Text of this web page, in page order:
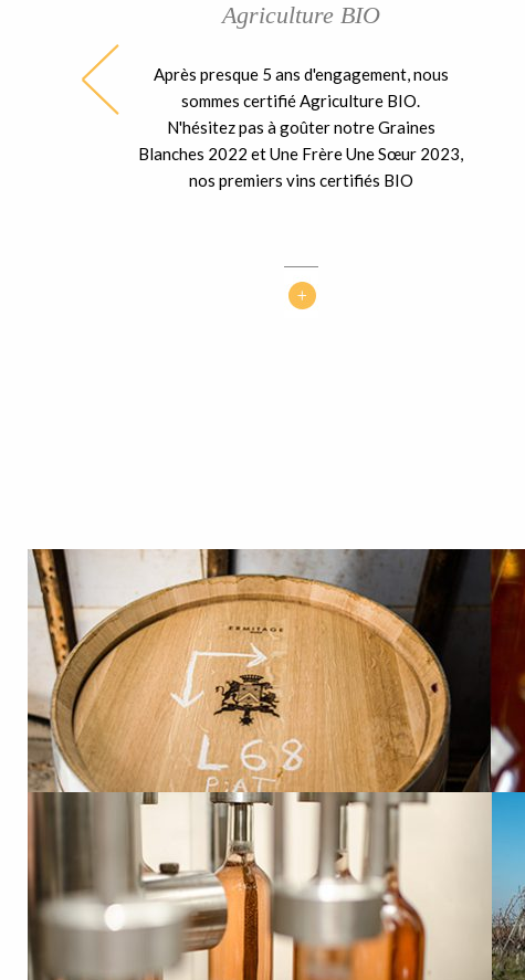
Agriculture BIO
Après presque 5 ans d'engagement, nous
sommes certifié Agriculture BIO.
N'hésitez pas à goûter notre Graines
Blanches 2022 et Une Frère Une Sœur 2023,
nos premiers vins certifiés BIO